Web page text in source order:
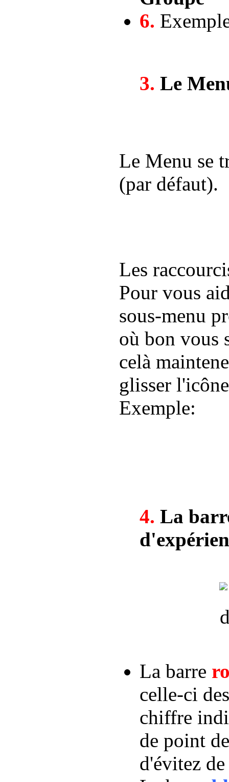
6.
3. Le
Le Menu se
(par défaut).
Les
Pour vous
sous-menu
où bon vous
celà
glisser
Exemple:
4. La
La barre
celle-ci
chiffre
de point
d'évitez